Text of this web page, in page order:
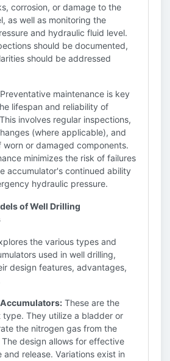
corrosion, or damage to the
as well as monitoring the
and hydraulic fluid level.
should be documented,
should be addressed
Preventative maintenance is key
lifespan and reliability of
involves regular inspections,
(where applicable), and
worn or damaged components.
minimizes the risk of failures
accumulator's continued ability
hydraulic pressure.
of Well Drilling
the various types and
used in well drilling,
design features, advantages,
These are the
type. They utilize a bladder or
the nitrogen gas from the
design allows for effective
and release. Variations exist in